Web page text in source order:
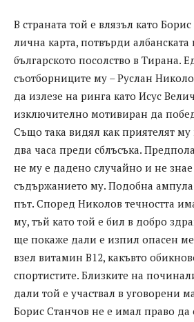
В страната той е влязъл като Борис
лична карта, потвърди
българското посолство в Тирана.
съотборниците му – Руслан
да излезе на ринга като Исус
изключително мотивиран да
Също така видял как приятелят
два часа преди сблъсъка.
не му е дадено случайно и не знае
съдържанието му. Подобна
път. Според Николов течността
му, тъй като той е бил в добро
ще покаже дали е изпил опасен
взел витамин В12, какъвто
спортистите. Близките на
дали той е участвал в уговорени
Борис Станчов не е имал право да